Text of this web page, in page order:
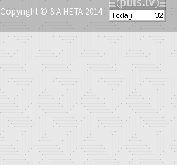
Copyright © SIA HETA 2014